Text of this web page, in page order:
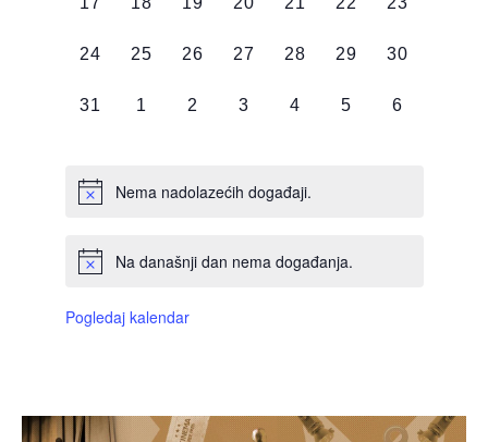
0
24
0
25
0
26
0
27
0
28
0
29
0
30
0
31
0
1
0
2
0
3
0
4
0
5
0
6
Nema nadolazećih događaji.
Na današnji dan nema događanja.
Pogledaj kalendar